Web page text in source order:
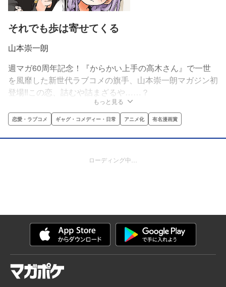
それでも歩は寄せてくる
山本崇一朗
週マガ60周年記念！『からかい上手の高木さん』で一世
を風靡した新世代ラブコメの旗手、山本崇一朗マガジン初
登場‼この恋、詰むや詰まざるや……？
もっと見る
恋愛・ラブコメ ギャグ・コメディー・日常 アニメ化 有名漫画賞
ローディング中…